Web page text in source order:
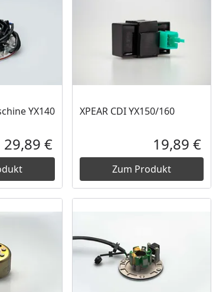
YX140
Aktueller Preis
29,89 €
XPEAR CDI YX150/160
19,89 €
Zum Produkt